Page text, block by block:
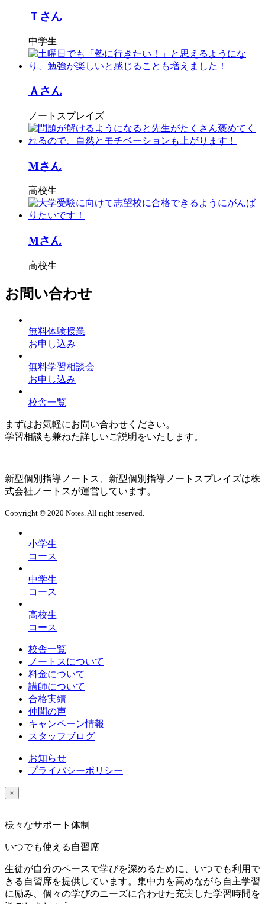
Ｔさん
中学生
Ａさん
ノートスプレイズ
Mさん
高校生
Mさん
高校生
お問い合わせ
無料体験授業
お申し込み
無料学習相談会
お申し込み
校舎一覧
まずはお気軽にお問い合わせください。
学習相談も兼ねた詳しいご説明をいたします。
新型個別指導ノートス、新型個別指導ノートスプレイズは株
式会社ノートスが運営しています。
Copyright © 2020 Notes. All right reserved.
小学生
コース
中学生
コース
高校生
コース
校舎一覧
ノートスについて
料金について
講師について
合格実績
仲間の声
キャンペーン情報
スタッフブログ
お知らせ
プライバシーポリシー
×
様々なサポート体制
いつでも使える自習席
生徒が自分のペースで学びを深めるために、いつでも利用で
きる自習席を提供しています。集中力を高めながら自主学習
に励み、個々の学びのニーズに合わせた充実した学習時間を